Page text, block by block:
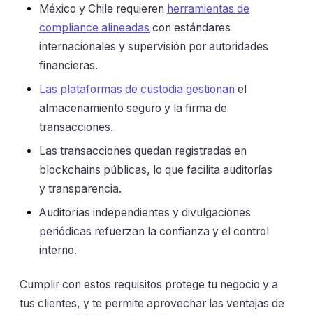
México y Chile requieren herramientas de
compliance alineadas con estándares
internacionales y supervisión por autoridades
financieras.
Las plataformas de custodia gestionan el
almacenamiento seguro y la firma de
transacciones.
Las transacciones quedan registradas en
blockchains públicas, lo que facilita auditorías
y transparencia.
Auditorías independientes y divulgaciones
periódicas refuerzan la confianza y el control
interno.
Cumplir con estos requisitos protege tu negocio y a
tus clientes, y te permite aprovechar las ventajas de